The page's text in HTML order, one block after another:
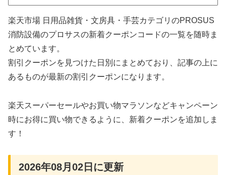
楽天市場 日用品雑貨・文房具・手芸カテゴリのPROSUS
消防設備のプロサスの新着クーポンコードの一覧を随時ま
とめています。
割引クーポンを見つけた日別にまとめており、記事の上に
あるものが最新の割引クーポンになります。
楽天スーパーセールやお買い物マラソンなどキャンペーン
時にお得に買い物できるように、新着クーポンを追加しま
す！
2026年08月02日に更新